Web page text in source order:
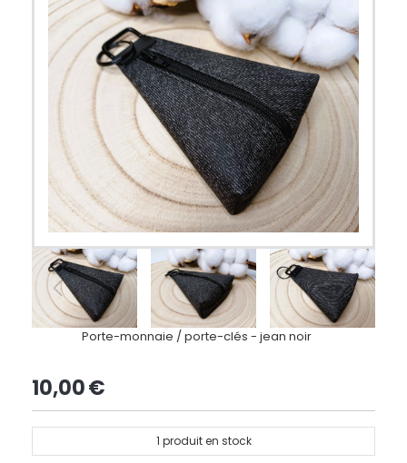
Porte-monnaie / porte-clés - jean noir
10,00€
1 produit en stock